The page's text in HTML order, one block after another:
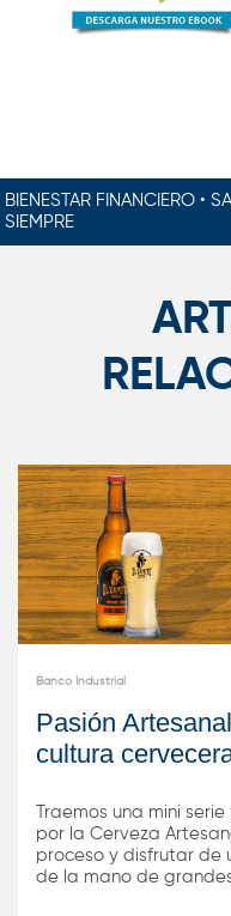
BIENESTAR FINANCIERO •
SIEMPRE
Banco Industrial
Pasión
cultura
Traemos una mini
por la Cerveza
proceso y disfrutar de
de la mano de